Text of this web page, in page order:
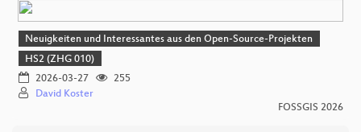
Neuigkeiten und Interessantes aus den Open-Source-Projekten
HS2 (ZHG 010)
2026-03-27
255
David Koster
FOSSGIS 2026